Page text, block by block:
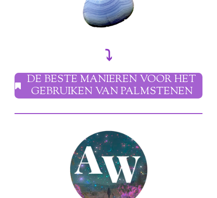
⤵︎
DE BESTE MANIEREN VOOR HET
GEBRUIKEN VAN PALMSTENEN